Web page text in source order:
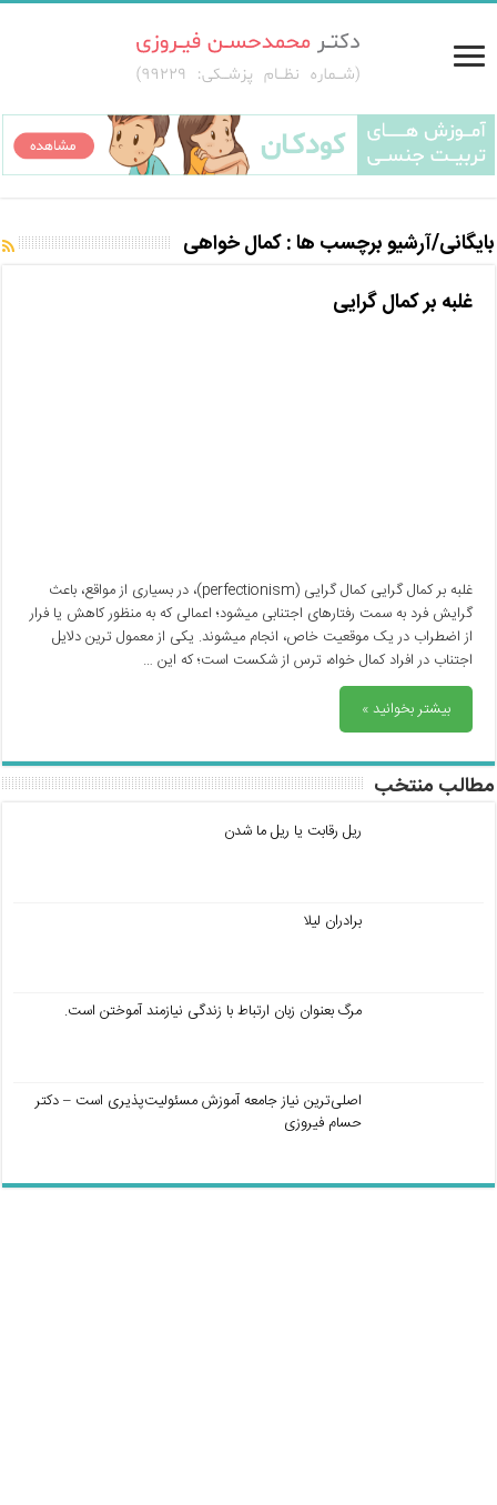
بایگانی/آرشیو برچسب ها :کمال خواهی
غلبه بر کمال گرایی
غلبه بر کمال گرایی کمال گرایی (perfectionism)، در بسیاری از مواقع، باعث
گرایش فرد به سمت رفتارهای اجتنابی میشود؛ اعمالی که به منظور کاهش یا فرار
از اضطراب در یک موقعیت خاص، انجام میشوند. یکی از معمول ترین دلایل
اجتناب در افراد کمال خواه، ترس از شکست است؛ که این …
بیشتر بخوانید »
مطالب منتخب
ریل رقابت یا ریل ما شدن
برادران لیلا
مرگ بعنوان زبان ارتباط با زندگی نیازمند آموختن است.
اصلی‌ترین نیاز جامعه آموزش مسئولیت‌پذیری است – دکتر
حسام فیروزی